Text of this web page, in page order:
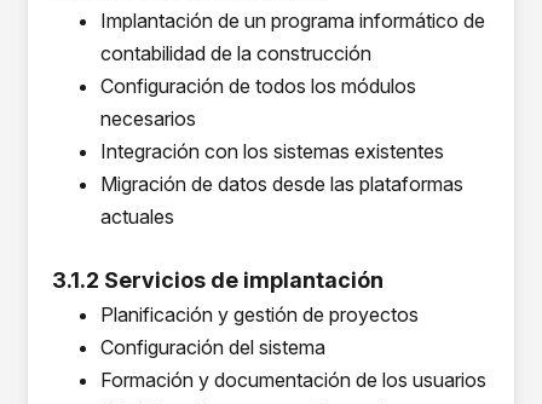
Implantación de un programa informático de
contabilidad de la construcción
Configuración de todos los módulos
necesarios
Integración con los sistemas existentes
Migración de datos desde las plataformas
actuales
3.1.2 Servicios de implantación
Planificación y gestión de proyectos
Configuración del sistema
Formación y documentación de los usuarios